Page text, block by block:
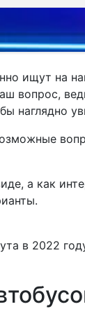
ищут на
вопрос,
наглядно
а как
в 2022